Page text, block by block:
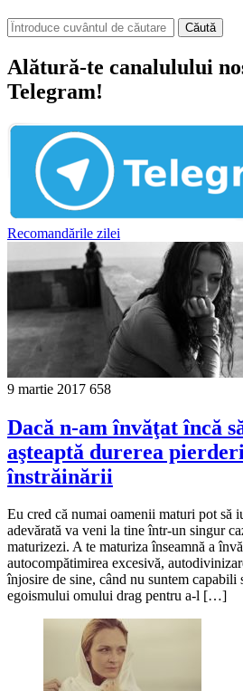
Căută
Alătură-te canalulului
Telegram!
Recomandările zilei
9 martie 2017 658
Dacă n-am învăţat încă
aşteaptă durerea
înstrăinării
Eu cred că numai oamenii maturi pot să
adevărată va veni la tine într-un singur
maturizezi. A te maturiza înseamnă a
autocompătimirea excesivă,
înjosire de sine, când nu suntem capabili
egoismului omului drag pentru a-l […]